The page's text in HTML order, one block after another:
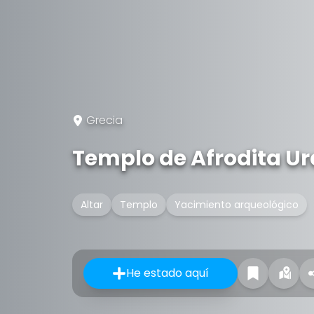
Grecia
Templo de Afrodita
Altar Templo Yacimiento arqueológico
He estado aquí